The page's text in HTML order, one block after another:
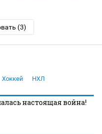
(3)
Хоккей НХЛ
настоящая война!